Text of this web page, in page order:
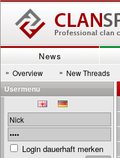
News
» Overview » New Threads
Usermenu
Login dauerhaft merken